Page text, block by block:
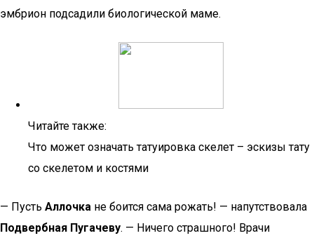
эмбрион подсадили биологической маме.
Читайте также:
Что может означать татуировка скелет – эскизы тату
со скелетом и костями
— Пусть Аллочка не боится сама рожать! — напутствовала
Подвербная Пугачеву. — Ничего страшного! Врачи